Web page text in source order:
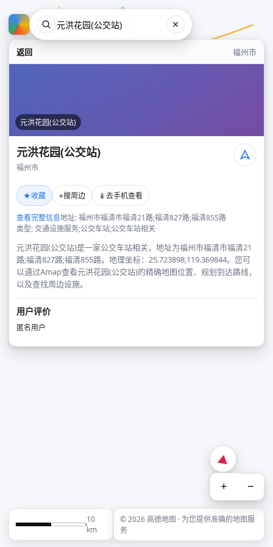
返回 福州市
元洪花园(公交站)
元洪花园(公交站)
福州市
★收藏 ⌖搜周边 📱 去手机查看
查看完整信息地址: 福州市福清市福清21路;福清827路;福清855路
类型: 交通设施服务;公交车站;公交车站相关
元洪花园(公交站)是一家公交车站相关，地址为福州市福清市福清21
路;福清827路;福清855路。地理坐标：25.723898,119.369844。您可
以通过Amap查看元洪花园(公交站)的精确地图位置、规划到达路线，
以及查找周边设施。
用户评价
匿名用户
+ −
10
km
© 2026 高德地图 · 为您提供准确的地图服
务